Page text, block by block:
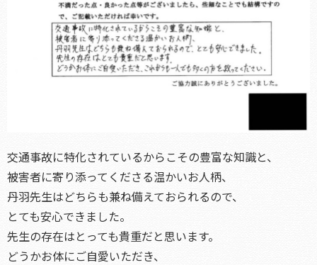
交通事故に特化されているからこその豊富な知識と、
被害者に寄り添ってくださる温かいお人柄、
丹羽先生はどちらも兼ね備えておられるので、
とても安心できました。
先生の存在はとっても貴重だと思います。
どうかお体にご自愛いただき、